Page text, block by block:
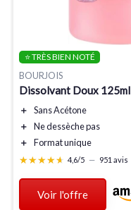
⭐ TRÈS BIEN NOTÉ
BOURJOIS
Dissolvant Doux 125ml
＋
Sans Acétone
＋
Ne dessèche pas
＋
Format unique
★★★★★
★★★★★ 4,6/5 — 951 avis
Voir l'offre